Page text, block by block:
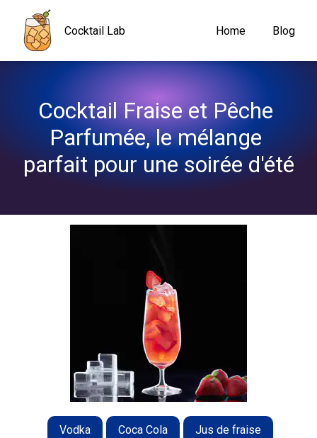
Cocktail Lab Home Blog
Cocktail Fraise et Pêche
Parfumée, le mélange
parfait pour une soirée d'été
Vodka Coca Cola Jus de fraise
Navigated to Cocktail Fraise et Pêche Parfumée, le mélange